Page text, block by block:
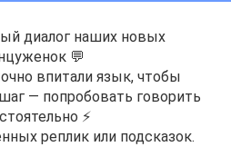
диалог наших новых
💬
впитали язык, чтобы
— попробовать говорить
⚡️
реплик или подсказок.